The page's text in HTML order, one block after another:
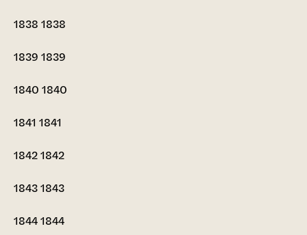
1838 1838
1839 1839
1840 1840
1841 1841
18421842
18431843
18441844